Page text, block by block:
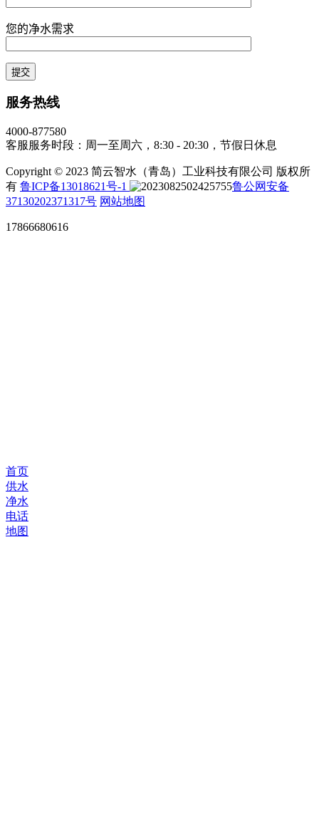
您的净水需求
服务热线
4000-877580
客服服务时段：周一至周六，8:30 - 20:30，节假日休息
Copyright © 2023 简云智水（青岛）工业科技有限公司 版权所
有 鲁ICP备13018621号-1
鲁公网安备
37130202371317号 网站地图
17866680616
首页
供水
净水
电话
地图